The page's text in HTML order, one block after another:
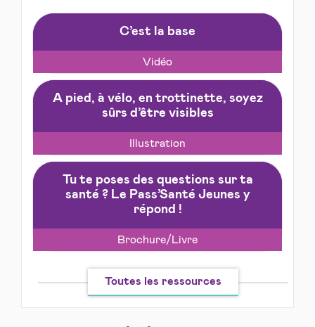
C’est la base
Vidéo
A pied, à vélo, en trottinette, soyez
sûrs d’être visibles
Illustration
Tu te poses des questions sur ta
santé ? Le Pass’Santé Jeunes y
répond !
Brochure/Livre
Toutes les ressources